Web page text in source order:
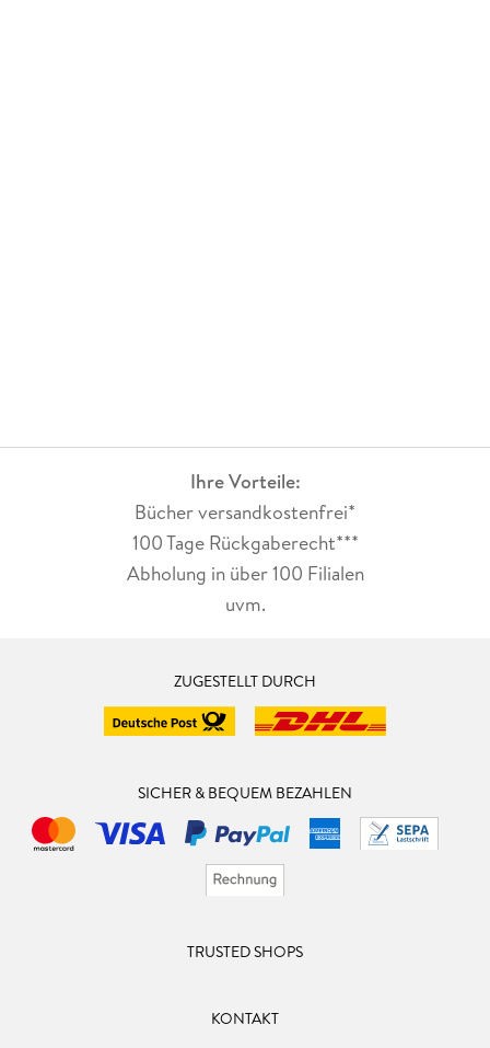
Ihre Vorteile:
Bücher versandkostenfrei*
100 Tage Rückgaberecht***
Abholung in über 100 Filialen
uvm.
ZUGESTELLT DURCH
SICHER & BEQUEM BEZAHLEN
TRUSTED SHOPS
KONTAKT